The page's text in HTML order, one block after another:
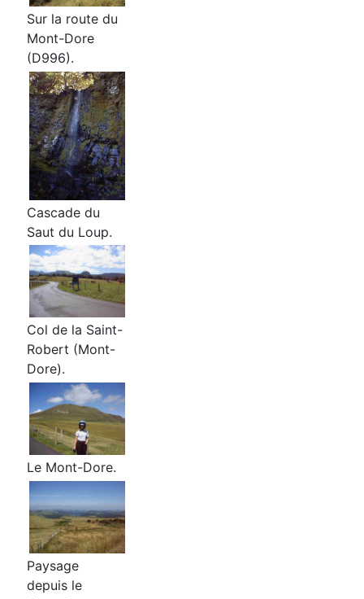
Sur la route du
Mont-Dore
(D996).
Cascade du
Saut du Loup.
Col de la Saint-
Robert (Mont-
Dore).
Le Mont-Dore.
Paysage
depuis le